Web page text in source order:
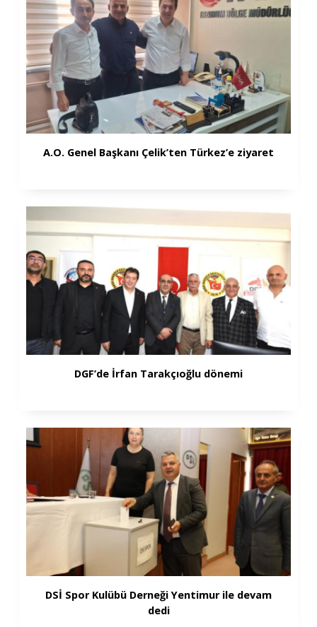
A.O. Genel Başkanı Çelik’ten Türkez’e ziyaret
DGF’de İrfan Tarakçıoğlu dönemi
DSİ Spor Kulübü Derneği Yentimur ile devam
dedi